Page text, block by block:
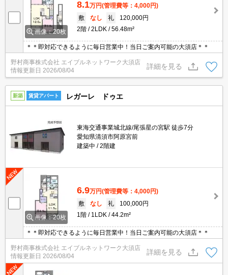
画像：20枚
8.1万円(管理費等：4,000円)
敷
なし 礼
120,000円
2階
2LDK 56.48m²
＊＊即対応できるように毎日営業中！当日ご案内可能の大須店＊＊
野村商事株式会社 エイブルネットワーク大須店
情報更新日 2026/08/04
詳細を見る
新築 賃貸アパート レガーレ ドゥエ
東海交通事業城北線/尾張星の宮駅 徒歩7分
愛知県清須市阿原宮前
建築中
2階建
画像：20枚
6.9万円(管理費等：4,000円)
敷
なし 礼
100,000円
1階
1LDK 44.2m²
＊＊即対応できるように毎日営業中！当日ご案内可能の大須店＊＊
野村商事株式会社 エイブルネットワーク大須店
情報更新日 2026/08/04
詳細を見る